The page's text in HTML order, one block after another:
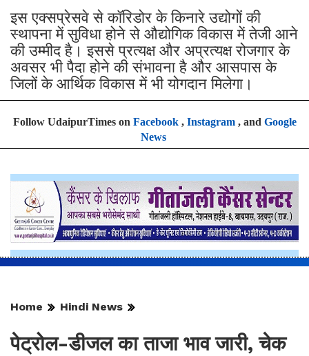
इस एक्सप्रेसवे से कॉरिडोर के किनारे उद्योगों की
स्थापना में सुविधा होने से औद्योगिक विकास में तेजी आने
की उम्मीद है। इससे प्रत्यक्ष और अप्रत्यक्ष रोजगार के
अवसर भी पैदा होने की संभावना है और आसपास के
जिलों के आर्थिक विकास में भी योगदान मिलेगा।
Follow UdaipurTimes on Facebook, Instagram, and Google
News
Home Hindi News
पेट्रोल-डीजल का ताजा भाव जारी, चेक